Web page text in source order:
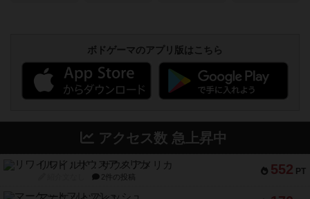
ボドゲーマのアプリ版はこちら
アクセス数 急上昇中
552 PT
リワイルド：サウスアメリカ
2件の投稿